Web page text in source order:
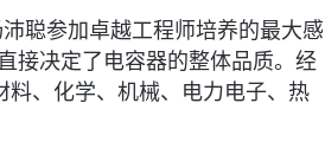
聪参加卓越工程师培养的最大感
接决定了电容器的整体品质。经
、化学、机械、电力电子、热